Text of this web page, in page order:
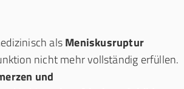
alsMeniskusruptur
nicht mehr vollständig erfüllen.
und